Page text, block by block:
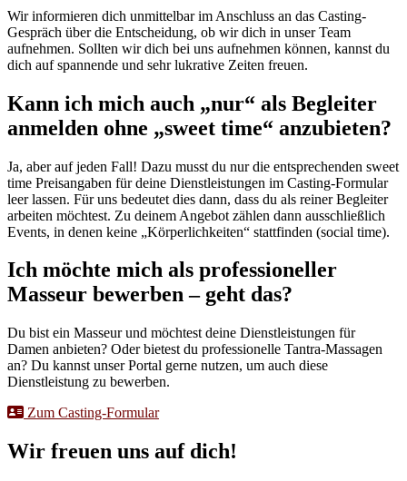
Wir informieren dich unmittelbar im Anschluss an das Casting-
Gespräch über die Entscheidung, ob wir dich in unser Team
aufnehmen. Sollten wir dich bei uns aufnehmen können, kannst du
dich auf spannende und sehr lukrative Zeiten freuen.
Kann ich mich auch „nur“ als Begleiter
anmelden ohne „sweet time“ anzubieten?
Ja, aber auf jeden Fall! Dazu musst du nur die entsprechenden sweet
time Preisangaben für deine Dienstleistungen im Casting-Formular
leer lassen. Für uns bedeutet dies dann, dass du als reiner Begleiter
arbeiten möchtest. Zu deinem Angebot zählen dann ausschließlich
Events, in denen keine „Körperlichkeiten“ stattfinden (social time).
Ich möchte mich als professioneller
Masseur bewerben – geht das?
Du bist ein Masseur und möchtest deine Dienstleistungen für
Damen anbieten? Oder bietest du professionelle Tantra-Massagen
an? Du kannst unser Portal gerne nutzen, um auch diese
Dienstleistung zu bewerben.
Zum Casting-Formular
Wir freuen uns auf dich!